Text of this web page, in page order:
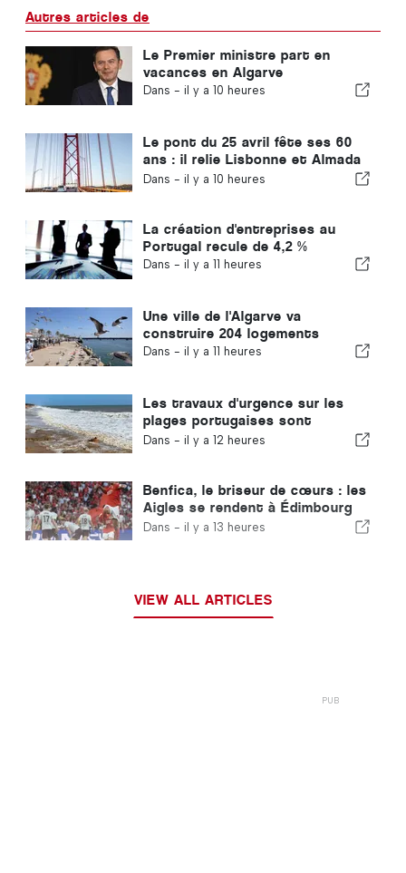
Autres articles de
Le Premier ministre part en
vacances en Algarve
Dans - il y a 10 heures
Le pont du 25 avril fête ses 60
ans : il relie Lisbonne et Almada
depuis tout ce temps
Dans - il y a 10 heures
La création d'entreprises au
Portugal recule de 4,2 %
Dans - il y a 11 heures
Une ville de l'Algarve va
construire 204 logements
Dans - il y a 11 heures
Les travaux d'urgence sur les
plages portugaises sont
terminés
Dans - il y a 12 heures
Benfica, le briseur de cœurs : les
Aigles se rendent à Édimbourg
avec un pied déjà qualifié pour le
Dans - il y a 13 heures
VIEW ALL ARTICLES